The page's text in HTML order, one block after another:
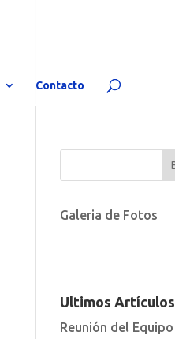
Contacto
Galeria de Fotos
Ultimos Artículos
Reunión del Equipo